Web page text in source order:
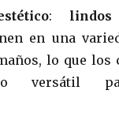
:
en una
lo que los
versátil